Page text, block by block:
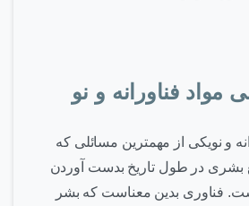
مواد فناورانه و نو
و نویکی از مهمترین مسائلی که
در طول تاریخ بدست آوردن
فناوری بدین معناست که بشر